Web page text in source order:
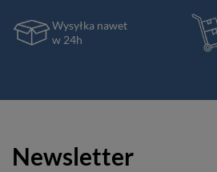
Wysyłka nawet
w 24h
Newsletter